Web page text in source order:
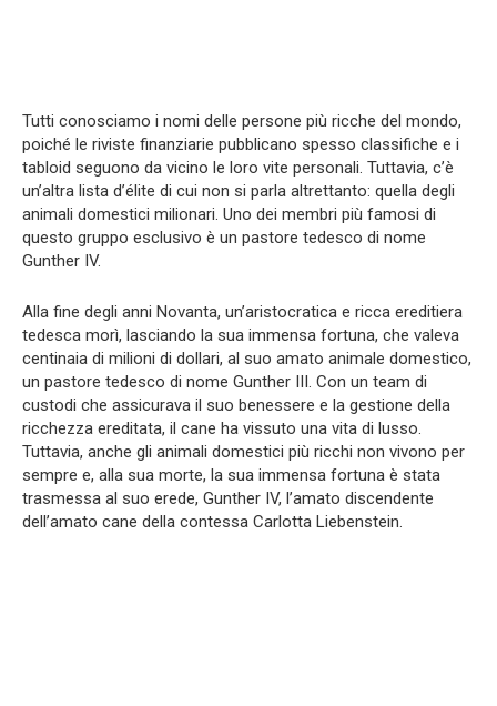
Tutti conosciamo i nomi delle persone più ricche del mondo,
poiché le riviste finanziarie pubblicano spesso classifiche e i
tabloid seguono da vicino le loro vite personali. Tuttavia, c’è
un’altra lista d’élite di cui non si parla altrettanto: quella degli
animali domestici milionari. Uno dei membri più famosi di
questo gruppo esclusivo è un pastore tedesco di nome
Gunther IV.
Alla fine degli anni Novanta, un’aristocratica e ricca ereditiera
tedesca morì, lasciando la sua immensa fortuna, che valeva
centinaia di milioni di dollari, al suo amato animale domestico,
un pastore tedesco di nome Gunther III. Con un team di
custodi che assicurava il suo benessere e la gestione della
ricchezza ereditata, il cane ha vissuto una vita di lusso.
Tuttavia, anche gli animali domestici più ricchi non vivono per
sempre e, alla sua morte, la sua immensa fortuna è stata
trasmessa al suo erede, Gunther IV, l’amato discendente
dell’amato cane della contessa Carlotta Liebenstein.